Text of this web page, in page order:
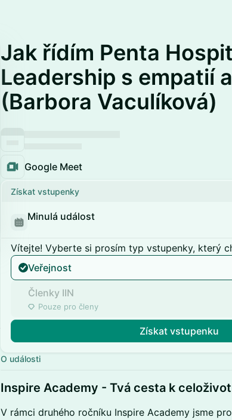
Jak řídím Penta
Leadership s empatií
(Barbora Vaculíková)
Google Meet
Získat vstupenky
Minulá událost
Vítejte! Vyberte si prosím typ vstupenky, který
Veřejnost
Členky IIN
Pouze pro členy
Získat vstupenku
O události
​Inspire Academy - Tvá cesta k
​V rámci druhého ročníku Inspire Academy jsme